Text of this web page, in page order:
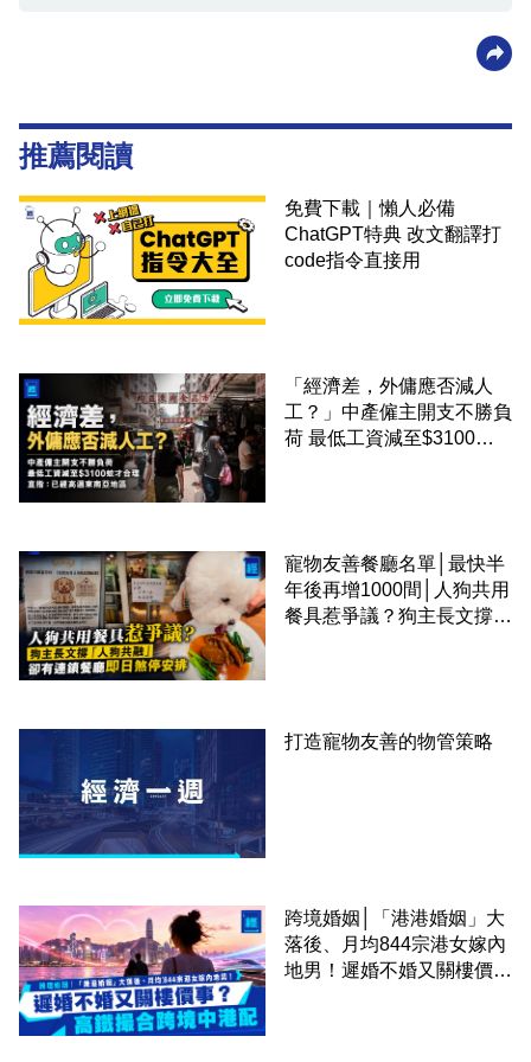
推薦閱讀
免費下載｜懶人必備
ChatGPT特典 改文翻譯打
code指令直接用
「經濟差，外傭應否減人
工？」中產僱主開支不勝負
荷 最低工資減至$3100蚊
寵物友善餐廳名單│最快半
年後再增1000間│人狗共用
餐具惹爭議？狗主長文撐
打造寵物友善的物管策略
跨境婚姻│「港港婚姻」大
落後、月均844宗港女嫁內
地男！遲婚不婚又關樓價